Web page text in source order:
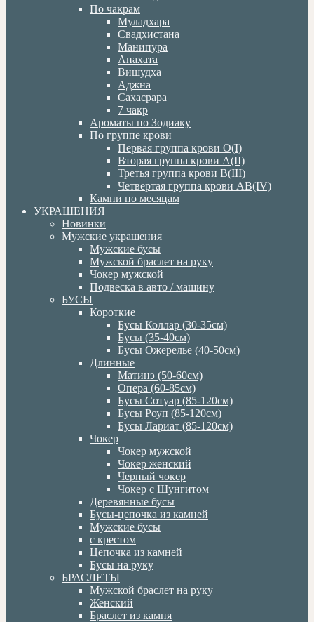
По чакрам
Муладхара
Свадхистана
Манипура
Анахата
Вишудха
Аджна
Сахасрара
7 чакр
Ароматы по Зодиаку
По группе крови
Первая группа крови О(I)
Вторая группа крови А(II)
Третья группа крови В(III)
Четвертая группа крови АВ(IV)
Камни по месяцам
УКРАШЕНИЯ
Новинки
Мужские украшения
Мужские бусы
Мужской браслет на руку
Чокер мужской
Подвеска в авто / машину
БУСЫ
Короткие
Бусы Коллар (30-35см)
Бусы (35-40см)
Бусы Ожерелье (40-50см)
Длинные
Матинэ (50-60см)
Опера (60-85см)
Бусы Сотуар (85-120см)
Бусы Роуп (85-120см)
Бусы Лариат (85-120см)
Чокер
Чокер мужской
Чокер женский
Черный чокер
Чокер с Шунгитом
Деревянные бусы
Бусы-цепочка из камней
Мужские бусы
с крестом
Цепочка из камней
Бусы на руку
БРАСЛЕТЫ
Мужской браслет на руку
Женский
Браслет из камня